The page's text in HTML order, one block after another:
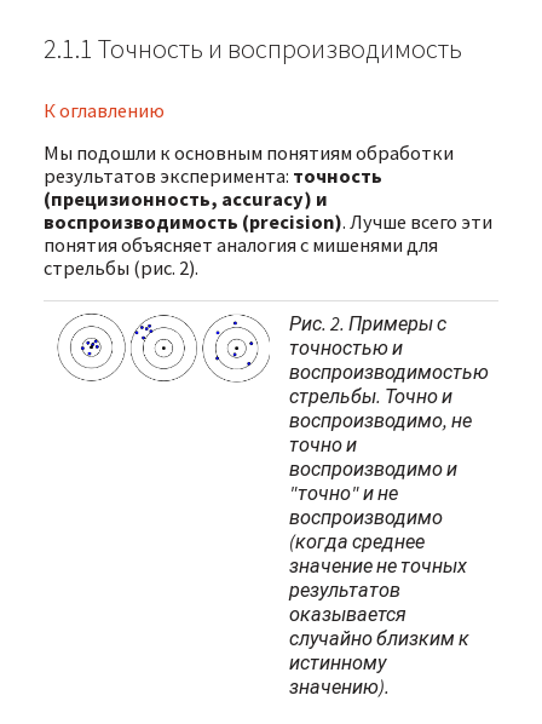
2.1.1 Точность и воспроизводимость
К оглавлению
Мы подошли к основным понятиям обработки
результатов эксперимента: точность
(прецизионность, accuracy) и
воспроизводимость (precision). Лучше всего эти
понятия объясняет аналогия с мишенями для
стрельбы (рис. 2).
Рис. 2. Примеры с
точностью и
воспроизводимостью
стрельбы. Точно и
воспроизводимо, не
точно и
воспроизводимо и
"точно" и не
воспроизводимо
(когда среднее
значение не точных
результатов
оказывается
случайно близким к
истинному
значению).